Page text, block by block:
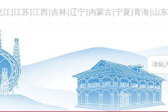
江 江苏 江西 吉林 辽宁 内蒙古 宁夏 青海 山东